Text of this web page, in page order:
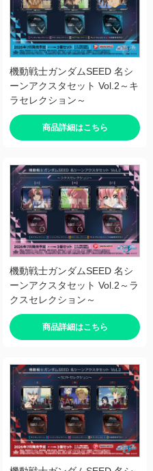
機動戦士ガンダムSEED 名シ
ーンアクスタセット Vol.2～キ
ラセレクション～
商品詳細はこちら
機動戦士ガンダムSEED 名シ
ーンアクスタセット Vol.2～ラ
クスセレクション～
商品詳細はこちら